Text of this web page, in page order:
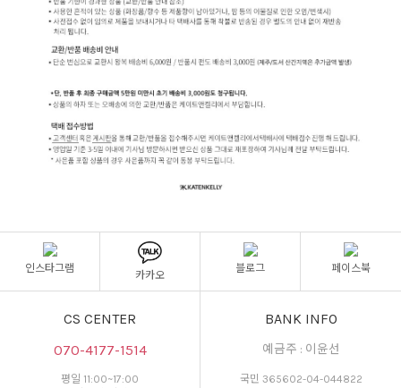
인스타그램
카카오
블로그 페이스북
CS CENTER
070-4177-1514
평일 11:00~17:00
BANK INFO
예금주 : 이윤선
국민 365602-04-044822